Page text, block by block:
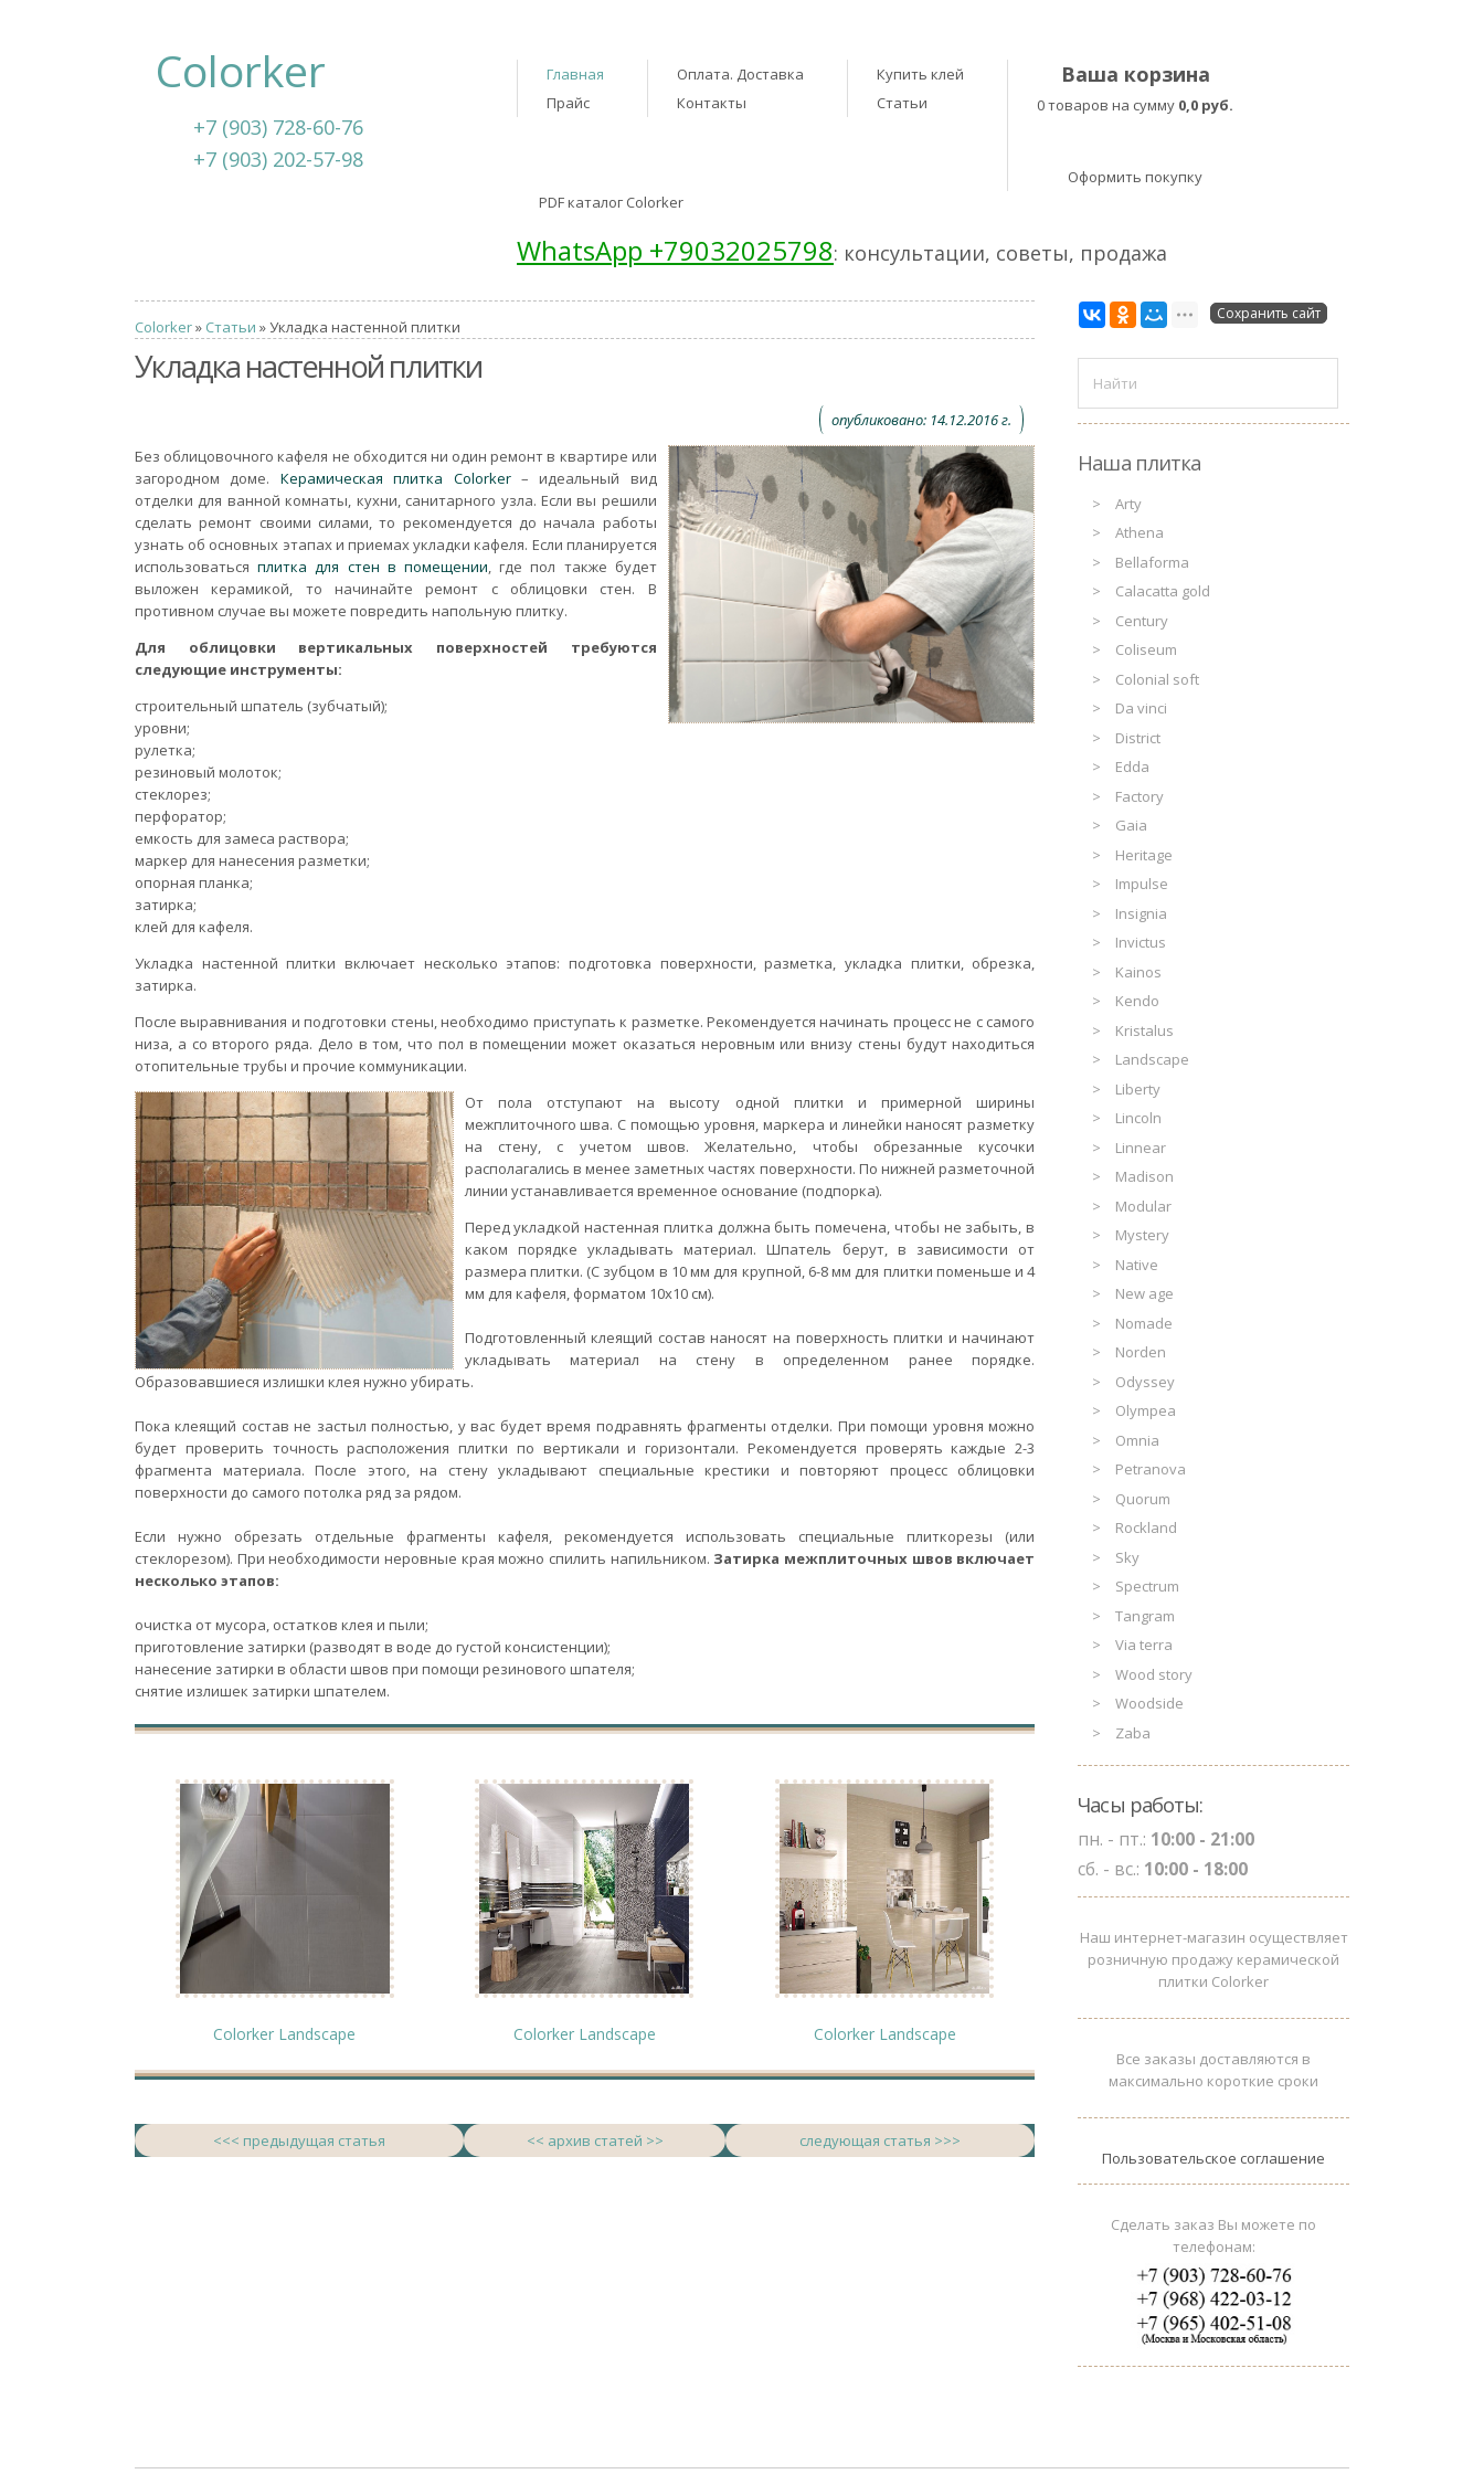
Colorker
+7 (903) 728-60-76
+7 (903) 202-57-98
Главная
Прайс
Оплата. Доставка
Контакты
Купить клей
Статьи
Ваша корзина
0 товаров на сумму 0,0 руб.
Оформить покупку
PDF каталог Colorker
WhatsApp +79032025798: консультации, советы, продажа
Colorker» Статьи » Укладка настенной плитки
Укладка настенной плитки
опубликовано: 14.12.2016 г.
Без облицовочного кафеля не обходится ни один ремонт в квартире или
загородном доме. Керамическая плитка Colorker– идеальный вид
отделки для ванной комнаты, кухни, санитарного узла. Если вы решили
сделать ремонт своими силами, то рекомендуется до начала работы
узнать об основных этапах и приемах укладки кафеля. Если планируется
использоватьсяплитка для стен в помещении, где пол также будет
выложен керамикой, то начинайте ремонт с облицовки стен. В
противном случае вы можете повредить напольную плитку.
Для облицовки вертикальных поверхностей требуются
следующие инструменты:
строительный шпатель (зубчатый);
уровни;
рулетка;
резиновый молоток;
стеклорез;
перфоратор;
емкость для замеса раствора;
маркер для нанесения разметки;
опорная планка;
затирка;
клей для кафеля.
Укладка настенной плитки включает несколько этапов: подготовка поверхности, разметка, укладка плитки, обрезка,
затирка.
После выравнивания и подготовки стены, необходимо приступать к разметке. Рекомендуется начинать процесс не с самого
низа, а со второго ряда. Дело в том, что пол в помещении может оказаться неровным или внизу стены будут находиться
отопительные трубы и прочие коммуникации.
От пола отступают на высоту одной плитки и примерной ширины
межплиточного шва. С помощью уровня, маркера и линейки наносят разметку
на стену, с учетом швов. Желательно, чтобы обрезанные кусочки
располагались в менее заметных частях поверхности. По нижней разметочной
линии устанавливается временное основание (подпорка).
Перед укладкой настенная плитка должна быть помечена, чтобы не забыть, в
каком порядке укладывать материал. Шпатель берут, в зависимости от
размера плитки. (С зубцом в 10 мм для крупной, 6-8 мм для плитки поменьше и 4
мм для кафеля, форматом 10х10 см).
Подготовленный клеящий состав наносят на поверхность плитки и начинают
укладывать материал на стену в определенном ранее порядке.
Образовавшиеся излишки клея нужно убирать.
Пока клеящий состав не застыл полностью, у вас будет время подравнять фрагменты отделки. При помощи уровня можно
будет проверить точность расположения плитки по вертикали и горизонтали. Рекомендуется проверять каждые 2-3
фрагмента материала. После этого, на стену укладывают специальные крестики и повторяют процесс облицовки
поверхности до самого потолка ряд за рядом.
Если нужно обрезать отдельные фрагменты кафеля, рекомендуется использовать специальные плиткорезы (или
стеклорезом). При необходимости неровные края можно спилить напильником. Затирка межплиточных швов включает
несколько этапов:
очистка от мусора, остатков клея и пыли;
приготовление затирки (разводят в воде до густой консистенции);
нанесение затирки в области швов при помощи резинового шпателя;
снятие излишек затирки шпателем.
Colorker Landscape Colorker Landscape Colorker Landscape
<<< предыдущая статья << архив статей >> следующая статья >>>
Сохранить сайт
Наша плитка
Arty
Athena
Bellaforma
Calacatta gold
Century
Coliseum
Colonial soft
Da vinci
District
Edda
Factory
Gaia
Heritage
Impulse
Insignia
Invictus
Kainos
Kendo
Kristalus
Landscape
Liberty
Lincoln
Linnear
Madison
Modular
Mystery
Native
New age
Nomade
Norden
Odyssey
Olympea
Omnia
Petranova
Quorum
Rockland
Sky
Spectrum
Tangram
Via terra
Wood story
Woodside
Zaba
Часы работы:
пн. - пт.: 10:00 - 21:00
сб. - вс.: 10:00 - 18:00
Наш интернет-магазин осуществляет
розничную продажу керамической
плитки Colorker
Все заказы доставляются в
максимально короткие сроки
Пользовательское соглашение
Сделать заказ Вы можете по
телефонам: